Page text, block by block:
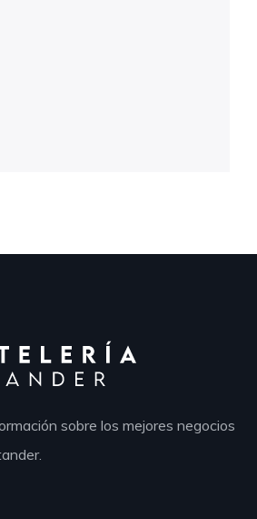
sobre los mejores negocios